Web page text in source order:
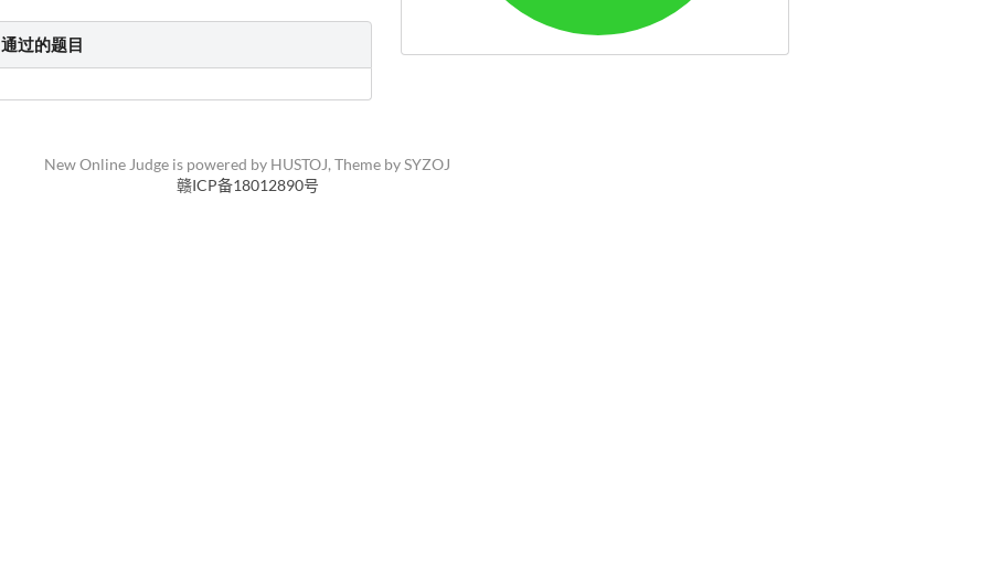
通过的题目
New Online Judge is powered by HUSTOJ, Theme bySYZOJ
赣ICP备18012890号